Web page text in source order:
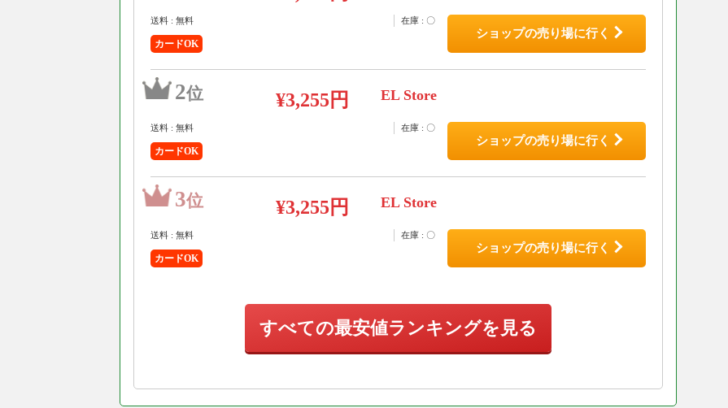
送料 : 無料 在庫 : 〇
カードOK
ショップの売り場に行く
2位 ¥3,255円 EL Store
送料 : 無料 在庫 : 〇
カードOK
ショップの売り場に行く
3位 ¥3,255円 EL Store
送料 : 無料 在庫 : 〇
カードOK
ショップの売り場に行く
すべての最安値ランキングを見る